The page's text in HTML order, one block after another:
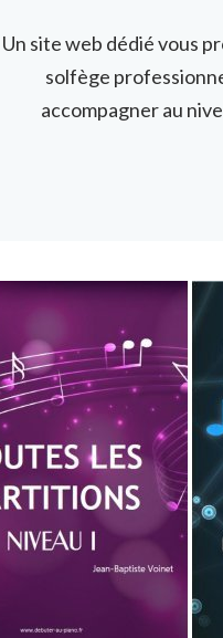
Un site web dédié vous
solfège
accompagner au